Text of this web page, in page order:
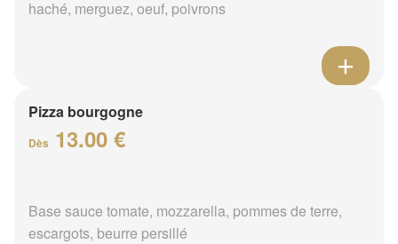
haché, merguez, oeuf, poivrons
Pizza bourgogne
Dès 13.00 €
Base sauce tomate, mozzarella, pommes de terre,
escargots, beurre persillé